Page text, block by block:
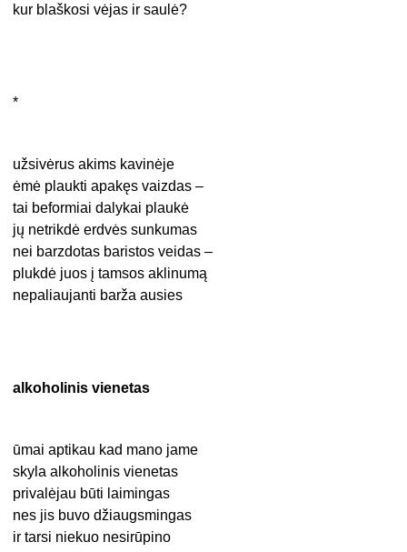
kur blaškosi vėjas ir saulė?
*
užsivėrus akims kavinėje
ėmė plaukti apakęs vaizdas –
tai beformiai dalykai plaukė
jų netrikdė erdvės sunkumas
nei barzdotas baristos veidas –
plukdė juos į tamsos aklinumą
nepaliaujanti barža ausies
alkoholinis vienetas
ūmai aptikau kad mano jame
skyla alkoholinis vienetas
privalėjau būti laimingas
nes jis buvo džiaugsmingas
ir tarsi niekuo nesirūpino